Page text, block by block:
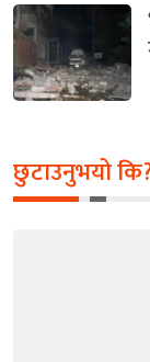
छुटाउनुभयो